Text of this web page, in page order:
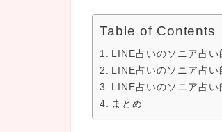
Table of Contents
LINE占いのソニア占い
LINE占いのソニア占い
LINE占いのソニア占い
まとめ